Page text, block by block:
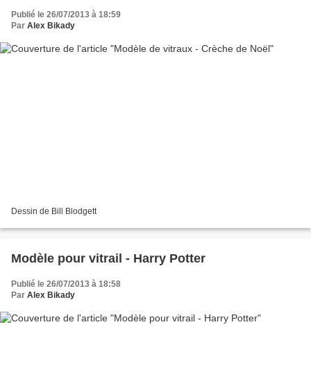
Publié le 26/07/2013 à 18:59
Par Alex Bikady
Dessin de Bill Blodgett
Modèle pour vitrail - Harry Potter
Publié le 26/07/2013 à 18:58
Par Alex Bikady